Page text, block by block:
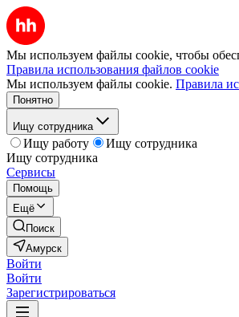
Мы используем файлы cookie, чтобы
Правила использования файлов cookie
Мы используем файлы cookie. Правила
Понятно
Ищу сотрудника
Ищу работу
Ищу сотрудника
Ищу сотрудника
Сервисы
Помощь
Ещё
Поиск
Амурск
Войти
Войти
Зарегистрироваться